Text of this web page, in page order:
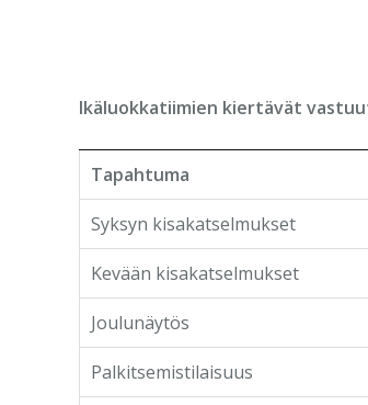
Ikäluokkatiimien kiertävät
Tapahtuma
Syksyn kisakatselmukset
Kevään kisakatselmukset
Joulunäytös
Palkitsemistilaisuus